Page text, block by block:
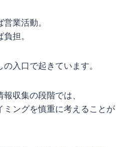
業活動。
担。
入口で起きています。
収集の段階では、
ミングを慎重に考えることが